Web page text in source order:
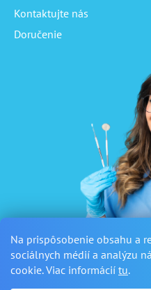
Na prispôsobenie obsahu a
sociálnych médií a analýzu
cookie. Viac informácií tu.
Kontaktujte nás
Doručenie